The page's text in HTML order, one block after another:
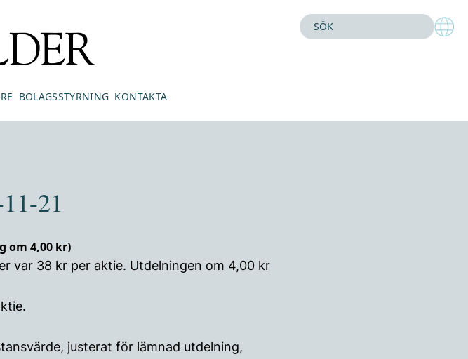
BOLAGSSTYRNING KONTAKTA
21
om 4,00 kr)
var 38 kr per aktie. Utdelningen om 4,00 kr
justerat för lämnad utdelning,